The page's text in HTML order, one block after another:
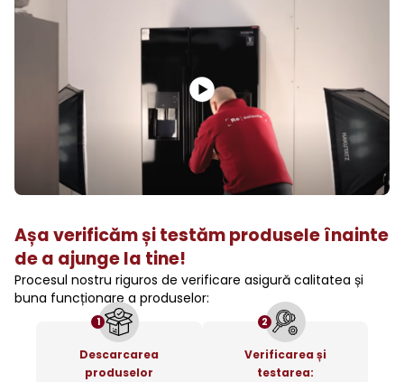
Așa verificăm și testăm produsele înainte
de a ajunge la tine!
Procesul nostru riguros de verificare asigură calitatea și
buna funcționare a produselor:
1
Descarcarea
produselor
2
Verificarea și
testarea: